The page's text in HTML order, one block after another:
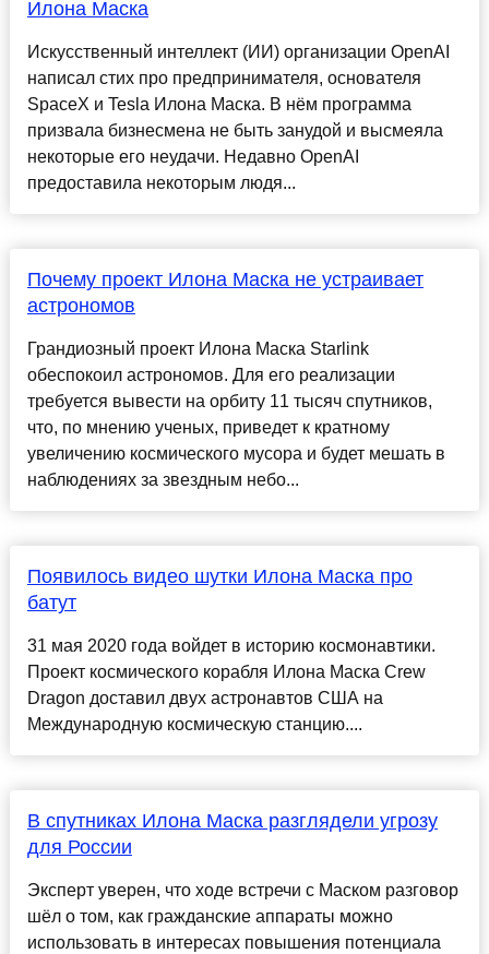
Илона Маска
Искусственный интеллект (ИИ) организации OpenAI
написал стих про предпринимателя, основателя
SpaceX и Tesla Илона Маска. В нём программа
призвала бизнесмена не быть занудой и высмеяла
некоторые его неудачи. Недавно OpenAI
предоставила некоторым людя...
Почему проект Илона Маска не устраивает
астрономов
Грандиозный проект Илона Маска Starlink
обеспокоил астрономов. Для его реализации
требуется вывести на орбиту 11 тысяч спутников,
что, по мнению ученых, приведет к кратному
увеличению космического мусора и будет мешать в
наблюдениях за звездным небо...
Появилось видео шутки Илона Маска про
батут
31 мая 2020 года войдет в историю космонавтики.
Проект космического корабля Илона Маска Crew
Dragon доставил двух астронавтов США на
Международную космическую станцию....
В спутниках Илона Маска разглядели угрозу
для России
Эксперт уверен, что ходе встречи с Маском разговор
шёл о том, как гражданские аппараты можно
использовать в интересах повышения потенциала